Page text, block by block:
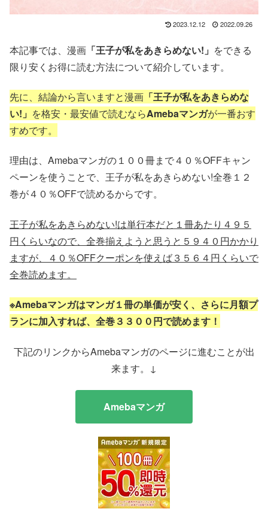
2023.12.12 2022.09.26
本記事では、漫画 「王子が私をあきらめない!」 をできる
限り安くお得に読む方法について紹介しています。
先に、結論から言いますと漫画 「王子が私をあきらめな
い!」 を格安・最安値で読むならAmebaマンガが一番おす
すめです。
理由は、Amebaマンガの１００冊まで４０％OFFキャン
ペーンを使うことで、王子が私をあきらめない!全巻１２
巻が４０％OFFで読めるからです。
王子が私をあきらめない!は単行本だと１冊あたり４９５
円くらいなので、全巻揃えようと思うと５９４０円かかり
ますが、４０％OFFクーポンを使えば３５６４円くらいで
全巻読めます。
※Amebaマンガはマンガ１冊の単価が安く、さらに月額プ
ランに加入すれば、全巻３３００円で読めます！
下記のリンクからAmebaマンガのページに進むことが出
来ます。↓
Amebaマンガ